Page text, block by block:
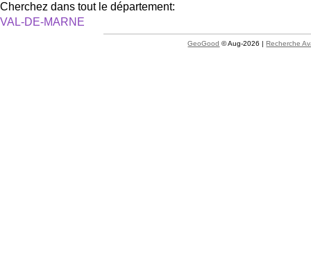
Cherchez dans tout le département:
VAL-DE-MARNE
GeoGood © Aug-2026 |Recherche